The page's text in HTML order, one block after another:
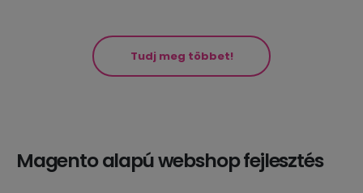
Tudj meg többet!
Magento alapú webshop fejlesztés